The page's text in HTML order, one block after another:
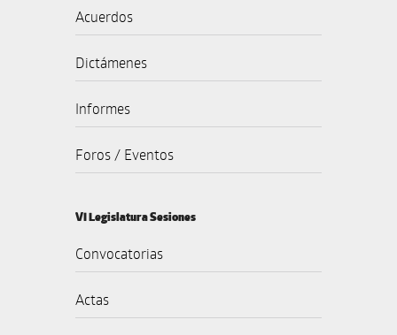
Acuerdos
Dictámenes
Informes
Foros / Eventos
VI Legislatura Sesiones
Convocatorias
Actas